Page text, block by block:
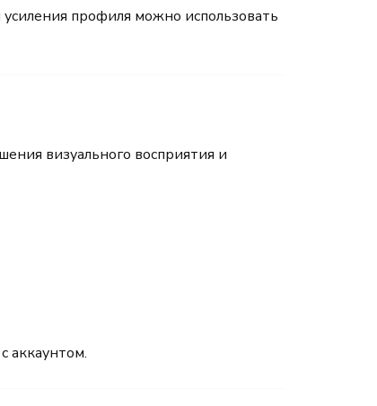
профиля можно использовать
визуального восприятия и
аккаунтом.